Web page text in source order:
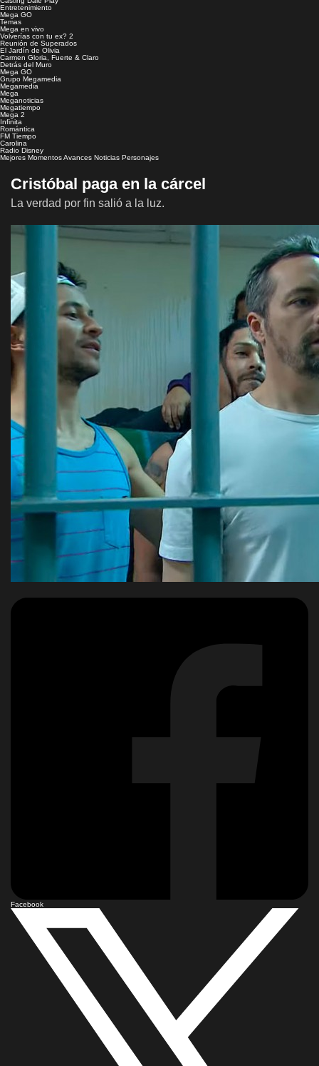
Entretenimiento
Mega GO
Temas
Mega en vivo
Volverías con tu ex? 2
Reunión de Superados
El Jardín de Olivia
Carmen Gloria, Fuerte & Claro
Detrás del Muro
Mega GO
Grupo Megamedia
Megamedia
Mega
Meganoticias
Megatiempo
Mega 2
Infinita
Romántica
FM Tiempo
Carolina
Radio Disney
Mejores MomentosAvances Noticias Personajes
Cristóbal paga en la cárcel
La verdad por fin salió a la luz.
Facebook